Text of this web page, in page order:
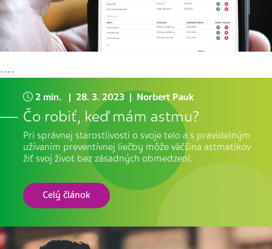
----
2 min. | 28. 3. 2023 | Norbert Pauk
Čo robiť, keď mám astmu?
Pri správnej starostlivosti o svoje telo a s pravidelným
užívaním preventívnej liečby môže väčšina astmatikov
žiť svoj život bez zásadných obmedzení.
Celý článok